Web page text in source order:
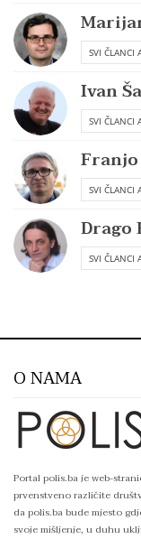
SVI ČLANCI
Ivan
SVI ČLANCI
SVI ČLANCI
Drago
SVI ČLANCI
O NAMA
Portal polis.ba je web-
prvenstveno različite
da polis.ba bude mjesto
svoje mišljenje, u duhu